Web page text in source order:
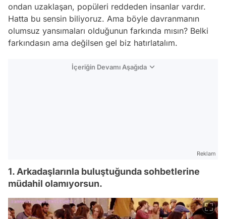
ondan uzaklaşan, popüleri reddeden insanlar vardır.
Hatta bu sensin biliyoruz. Ama böyle davranmanın
olumsuz yansımaları olduğunun farkında mısın? Belki
farkındasın ama değilsen gel biz hatırlatalım.
İçeriğin Devamı Aşağıda
Reklam
1. Arkadaşlarınla buluştuğunda sohbetlerine
müdahil olamıyorsun.